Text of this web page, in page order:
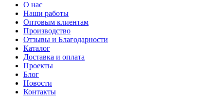
О нас
Наши работы
Оптовым клиентам
Производство
Отзывы и Благодарности
Каталог
Доставка и оплата
Проекты
Блог
Новости
Контакты